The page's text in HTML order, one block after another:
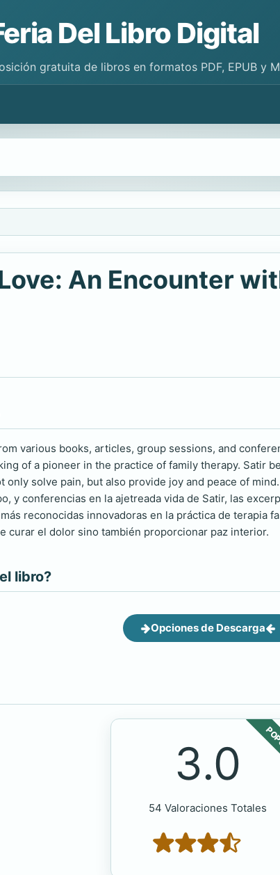
Del Libro Digital
gratuita de libros en formatos PDF, EPUB y
An Encounter
various books, articles, group sessions, and
of a pioneer in the practice of family therapy. Satir
only solve pain, but also provide joy and peace of
y conferencias en la ajetreada vida de Satir, las
reconocidas innovadoras en la práctica de terapia
curar el dolor sino también proporcionar paz interior.
libro?
Opciones de Descarga
3.0
54 Valoraciones Totales